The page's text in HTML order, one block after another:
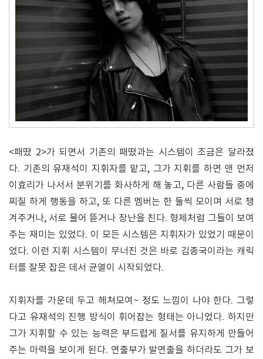
<패떴 2>가 되면서 기존의 패떴과는 시스템이 조금은 달라졌
다. 기존의 유재석이 지휘자를 맡고, 그가 지휘를 하면 맨 먼저
이효리가 나서서 분위기를 화사하게 해 놓고, 다른 사람들 중에
찌질 하게 행동을 하고, 또 다른 멤버는 한 둘씩 모이며 서로 챙
겨주거나, 서로 물어 뜯거나 장난을 친다. 형제처럼 그들이 보여
주는 재미는 있었다. 이 모든 시스템은 지휘자가 있었기 때문이
었다. 이런 지휘 시스템이 무너진 것은 바로 김종국이라는 캐릭
터를 잘못 잡은 데서 균열이 시작되었다.
지휘자를 가운데 두고 헤쳐모여~ 정도 느낌이 나야 한다. 그렇
다고 유재석의 진행 방식이 휘어잡는 형태는 아니었다. 하지만
그가 지휘할 수 있는 능력은 부드럽게 질서를 유지하게 만들어
주는 마력을 보이게 된다. 연출부가 발연출을 하더라도 그가 보